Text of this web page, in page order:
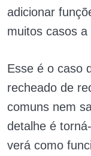
adicionar
muitos casos
Esse é o caso
recheado de
comuns nem
detalhe é
verá como